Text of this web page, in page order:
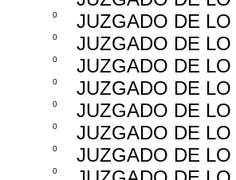
0 JUZGADO DE
0 JUZGADO DE
0 JUZGADO DE
0 JUZGADO DE
0 JUZGADO DE
0 JUZGADO DE
0 JUZGADO DE
0